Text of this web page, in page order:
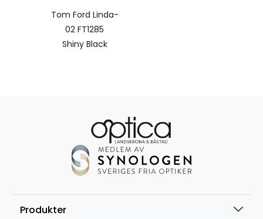
Tom Ford Linda-
02 FT1285
Shiny Black
Produkter